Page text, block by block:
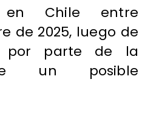
en Chile entre
de 2025, luego de
por parte de la
un posible